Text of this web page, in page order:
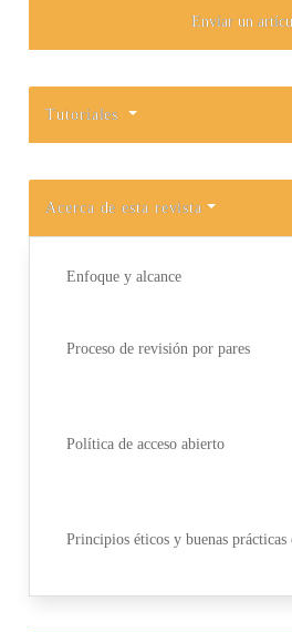
Enviar un
Tutoriales
Acerca de esta revista
Enfoque y alcance
Proceso de revisión por pares
Política de acceso abierto
Principios éticos y buenas prácticas